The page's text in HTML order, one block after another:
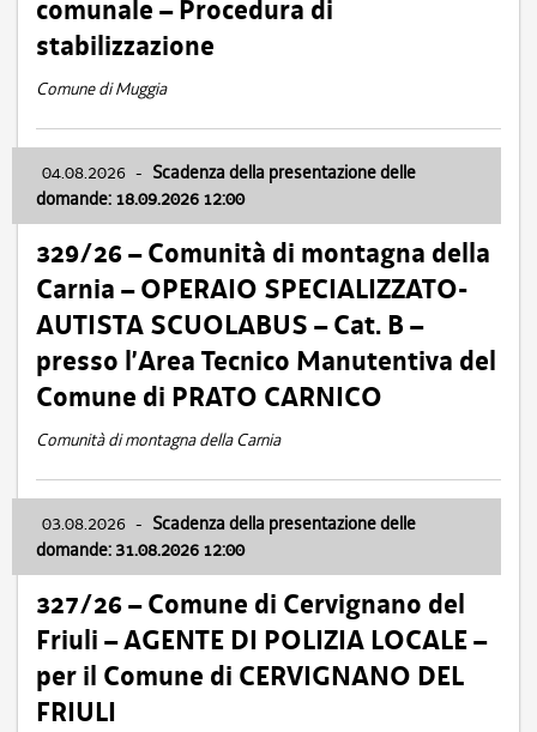
comunale – Procedura di
stabilizzazione
Comune di Muggia
04.08.2026 - Scadenza della presentazione delle
domande: 18.09.2026 12:00
329/26 – Comunità di montagna della
Carnia – OPERAIO SPECIALIZZATO-
AUTISTA SCUOLABUS – Cat. B –
presso l’Area Tecnico Manutentiva del
Comune di PRATO CARNICO
Comunità di montagna della Carnia
03.08.2026 - Scadenza della presentazione delle
domande: 31.08.2026 12:00
327/26 – Comune di Cervignano del
Friuli – AGENTE DI POLIZIA LOCALE –
per il Comune di CERVIGNANO DEL
FRIULI